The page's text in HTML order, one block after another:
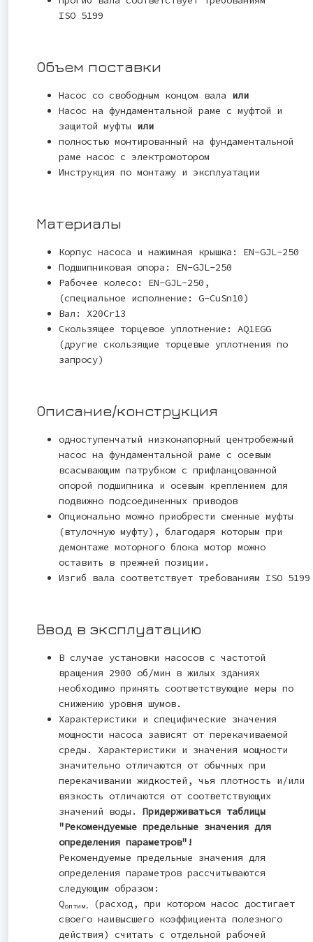
ISO 5199
Объем поставки
Насос со свободным концом вала или
Насос на фундаментальной раме с муфтой и
защитой муфты или
полностью монтированный на фундаментальной
раме насос с электромотором
Инструкция по монтажу и эксплуатации
Материалы
Корпус насоса и нажимная крышка: EN-GJL-250
Подшипниковая опора: EN-GJL-250
Рабочее колесо: EN-GJL-250,
(специальное исполнение: G-CuSn10)
Вал: X20Cr13
Скользящее торцевое уплотнение: AQ1EGG
(другие скользящие торцевые уплотнения по
запросу)
Описание/конструкция
одноступенчатый низконапорный центробежный
насос на фундаментальной раме с осевым
всасывающим патрубком с прифланцованной
опорой подшипника и осевым креплением для
подвижно подсоединенных приводов
Опционально можно приобрести сменные муфты
(втулочную муфту), благодаря которым при
демонтаже моторного блока мотор можно
оставить в прежней позиции.
Изгиб вала соответствует требованиям ISO 5199
Ввод в эксплуатацию
В случае установки насосов с частотой
вращения 2900 об/мин в жилых зданиях
необходимо принять соответствующие меры по
снижению уровня шумов.
Характеристики и специфические значения
мощности насоса зависят от перекачиваемой
среды. Характеристики и значения мощности
значительно отличаются от обычных при
перекачивании жидкостей, чья плотность и/или
вязкость отличаются от соответствующих
значений воды. Придерживаться таблицы
"Рекомендуемые предельные значения для
определения параметров"!
Рекомендуемые предельные значения для
определения параметров рассчитываются
следующим образом:
Qоптим.
(расход, при котором насос достигает
своего наивысшего коэффициента полезного
действия) считать с отдельной рабочей